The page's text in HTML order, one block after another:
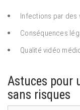
Infections par des
Conséquences
Qualité vidéo
Astuces pour
sans risques